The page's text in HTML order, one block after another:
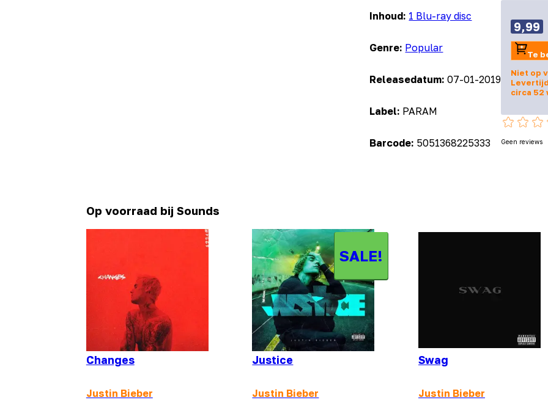
Inhoud: 1 Blu-ray disc
Genre: Popular
Releasedatum:07-01-2019
Label: PARAM
Barcode: 5051368225333
9,99
Te
Niet op
circa 52
Geen reviews
Op voorraad bij Sounds
Changes
Justin Bieber
SALE!
Justice
Justin Bieber
Swag
Justin Bieber